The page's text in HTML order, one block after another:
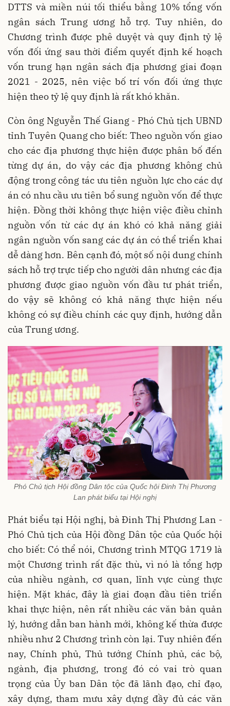
DTTS và miền núi tối thiểu bằng 10% tổng vốn
ngân sách Trung ương hỗ trợ. Tuy nhiên, do
Chương trình được phê duyệt và quy định tỷ lệ
vốn đối ứng sau thời điểm quyết định kế hoạch
vốn trung hạn ngân sách địa phương giai đoạn
2021 - 2025, nên việc bố trí vốn đối ứng thực
hiện theo tỷ lệ quy định là rất khó khăn.
Còn ông Nguyễn Thế Giang - Phó Chủ tịch UBND
tỉnh Tuyên Quang cho biết: Theo nguồn vốn giao
cho các địa phương thực hiện được phân bố đến
từng dự án, do vậy các địa phương không chủ
động trong công tác ưu tiên nguồn lực cho các dự
án có nhu cầu ưu tiên bổ sung nguồn vốn để thực
hiện. Đồng thời không thực hiện việc điều chỉnh
nguồn vốn từ các dự án khó có khả năng giải
ngân nguồn vốn sang các dự án có thể triển khai
dễ dàng hơn. Bên cạnh đó, một số nội dung chính
sách hỗ trợ trực tiếp cho người dân nhưng các địa
phương được giao nguồn vốn đầu tư phát triển,
do vậy sẽ không có khả năng thực hiện nếu
không có sự điều chính các quy định, hướng dẫn
của Trung ương.
Phó Chủ tịch Hội đồng Dân tộc của Quốc hội Đinh Thị Phương
Lan phát biểu tại Hội nghị
Phát biểu tại Hội nghị, bà Đinh Thị Phương Lan -
Phó Chủ tịch của Hội đồng Dân tộc của Quốc hội
cho biết: Có thể nói, Chương trình MTQG 1719 là
một Chương trình rất đặc thù, vì nó là tổng hợp
của nhiều ngành, cơ quan, lĩnh vực cùng thực
hiện. Mặt khác, đây là giai đoạn đầu tiên triển
khai thực hiện, nên rất nhiều các văn bản quản
lý, hướng dẫn ban hành mới, không kế thừa được
nhiều như 2 Chương trình còn lại. Tuy nhiên đến
nay, Chính phủ, Thủ tướng Chính phủ, các bộ,
ngành, địa phương, trong đó có vai trò quan
trọng của Ủy ban Dân tộc đã lãnh đạo, chỉ đạo,
xây dựng, tham mưu xây dựng đầy đủ các văn